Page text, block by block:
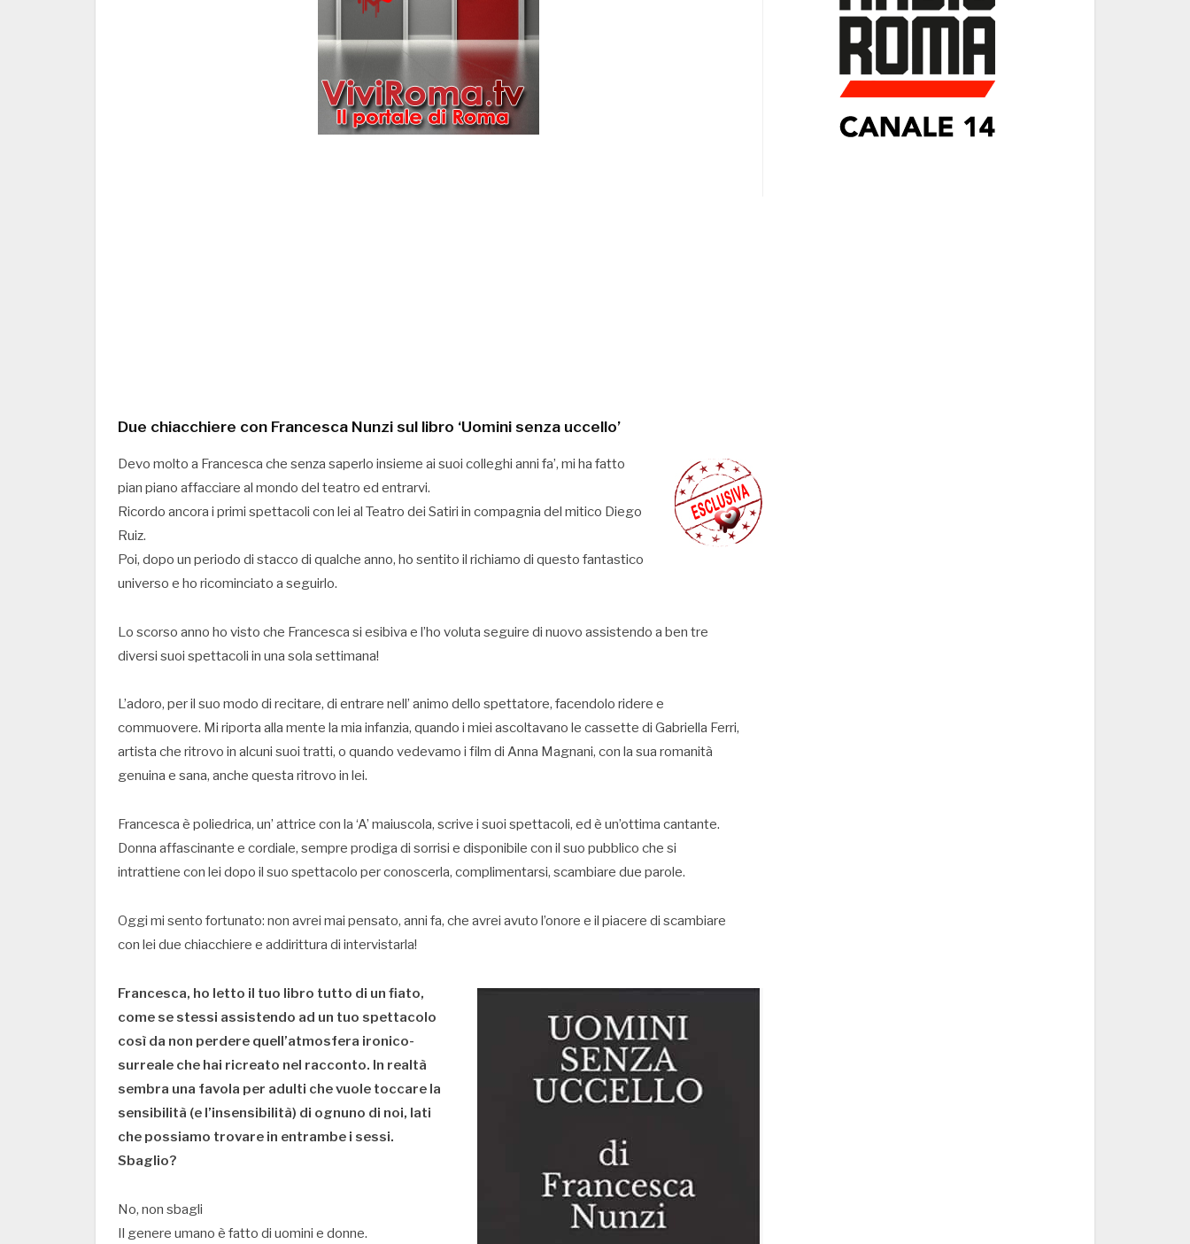
Due chiacchiere con Francesca Nunzi sul libro ‘Uomini senza uccello’
Devo molto a Francesca che senza saperlo insieme ai suoi colleghi anni fa’, mi ha fatto
pian piano affacciare al mondo del teatro ed entrarvi.
Ricordo ancora i primi spettacoli con lei al Teatro dei Satiri in compagnia del mitico Diego
Ruiz.
Poi, dopo un periodo di stacco di qualche anno, ho sentito il richiamo di questo fantastico
universo e ho ricominciato a seguirlo.
Lo scorso anno ho visto che Francesca si esibiva e l’ho voluta seguire di nuovo assistendo a ben tre
diversi suoi spettacoli in una sola settimana!
L’adoro, per il suo modo di recitare, di entrare nell’ animo dello spettatore, facendolo ridere e
commuovere. Mi riporta alla mente la mia infanzia, quando i miei ascoltavano le cassette di Gabriella Ferri,
artista che ritrovo in alcuni suoi tratti, o quando vedevamo i film di Anna Magnani, con la sua romanità
genuina e sana, anche questa ritrovo in lei.
Francesca è poliedrica, un’ attrice con la ‘A’ maiuscola, scrive i suoi spettacoli, ed è un’ottima cantante.
Donna affascinante e cordiale, sempre prodiga di sorrisi e disponibile con il suo pubblico che si
intrattiene con lei dopo il suo spettacolo per conoscerla, complimentarsi, scambiare due parole.
Oggi mi sento fortunato: non avrei mai pensato, anni fa, che avrei avuto l’onore e il piacere di scambiare
con lei due chiacchiere e addirittura di intervistarla!
Francesca, ho letto il tuo libro tutto di un fiato,
come se stessi assistendo ad un tuo spettacolo
così da non perdere quell’atmosfera ironico-
surreale che hai ricreato nel racconto. In realtà
sembra una favola per adulti che vuole toccare la
sensibilità (e l’insensibilità) di ognuno di noi, lati
che possiamo trovare in entrambe i sessi.
Sbaglio?
No, non sbagli
Il genere umano è fatto di uomini e donne.